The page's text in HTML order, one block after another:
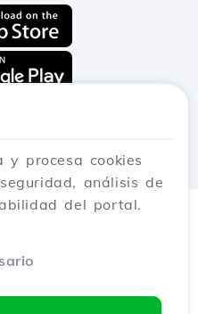
y procesa cookies
análisis de
del portal.